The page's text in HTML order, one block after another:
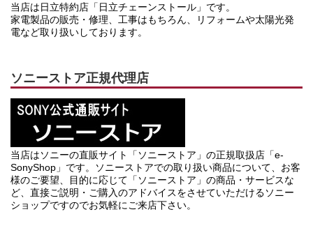
当店は日立特約店「日立チェーンストール」です。
家電製品の販売・修理、工事はもちろん、リフォームや太陽光発
電など取り扱いしております。
ソニーストア正規代理店
当店はソニーの直販サイト「ソニーストア」の正規取扱店「e-
SonyShop」です。ソニーストアでの取り扱い商品について、お客
様のご要望、目的に応じて「ソニーストア」の商品・サービスな
ど、直接ご説明・ご購入のアドバイスをさせていただけるソニー
ショップですのでお気軽にご来店下さい。